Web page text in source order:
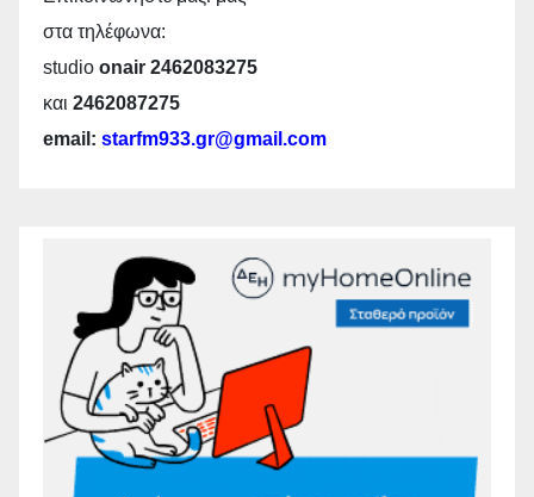
στα τηλέφωνα:
studio onair 2462083275
και 2462087275
email: starfm933.gr@gmail.com